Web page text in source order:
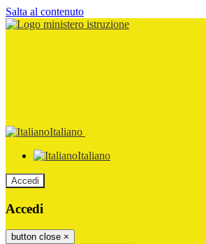
Salta al contenuto
Italiano
Italiano
Accedi
Accedi
button close ×